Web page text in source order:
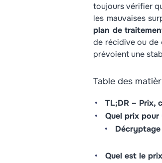
toujours vérifier
les mauvaises
plan de
de récidive ou de
prévoient une
Table des
TL;DR – Prix,
Quel prix
Décryptage
Quel est le